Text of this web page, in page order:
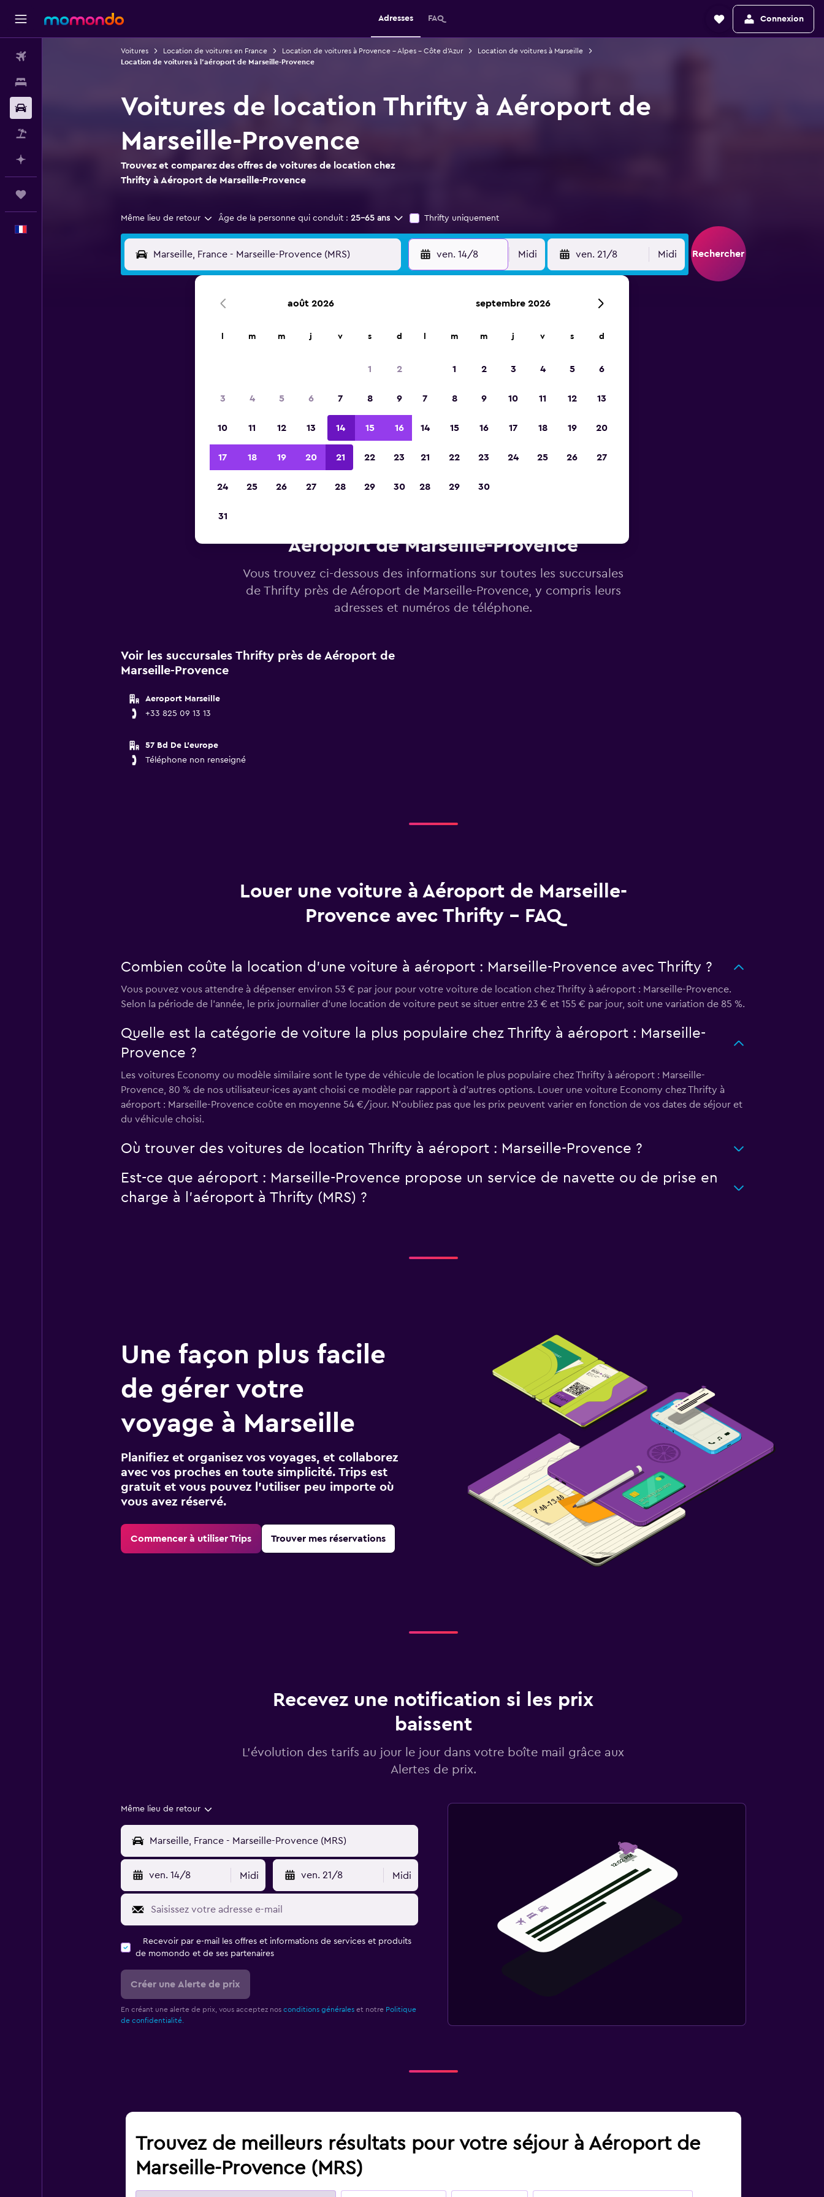
Adresses FAQ Connexion
Voitures Location de voitures en France Location de voitures à Provence - Alpes - Côte d'Azur
Location de voitures à Marseille
Location de voitures à l'aéroport de Marseille-Provence
Voitures de location Thrifty à Aéroport de
Marseille-Provence
Trouvez et comparez des offres de voitures de location chez
Thrifty à Aéroport de Marseille-Provence
Même lieu de retour Âge de la personne qui conduit : 25-65 ans Thrifty uniquement
ven. 14/8 Midi ven. 21/8 Midi Rechercher
2023
Aéroport de Marseille-Provence
Vous trouvez ci-dessous des informations sur toutes les succursales
de Thrifty près de Aéroport de Marseille-Provence, y compris leurs
adresses et numéros de téléphone.
Voir les succursales Thrifty près de Aéroport de
Marseille-Provence
Aeroport Marseille
+33 825 09 13 13
57 Bd De L'europe
Téléphone non renseigné
Louer une voiture à Aéroport de Marseille-
Provence avec Thrifty - FAQ
Combien coûte la location d’une voiture à aéroport : Marseille-Provence avec Thrifty ?
Vous pouvez vous attendre à dépenser environ 53 € par jour pour votre voiture de location chez Thrifty à aéroport : Marseille-Provence.
Selon la période de l’année, le prix journalier d'une location de voiture peut se situer entre 23 € et 155 € par jour, soit une variation de 85 %.
Quelle est la catégorie de voiture la plus populaire chez Thrifty à aéroport : Marseille-
Provence ?
Les voitures Economy ou modèle similaire sont le type de véhicule de location le plus populaire chez Thrifty à aéroport : Marseille-
Provence, 80 % de nos utilisateur·ices ayant choisi ce modèle par rapport à d’autres options. Louer une voiture Economy chez Thrifty à
aéroport : Marseille-Provence coûte en moyenne 54 €/jour. N'oubliez pas que les prix peuvent varier en fonction de vos dates de séjour et
du véhicule choisi.
Où trouver des voitures de location Thrifty à aéroport : Marseille-Provence ?
Est-ce que aéroport : Marseille-Provence propose un service de navette ou de prise en
charge à l’aéroport à Thrifty (MRS) ?
Une façon plus facile
de gérer votre
voyage à Marseille
Planifiez et organisez vos voyages, et collaborez
avec vos proches en toute simplicité. Trips est
gratuit et vous pouvez l’utiliser peu importe où
vous avez réservé.
Commencer à utiliser Trips Trouver mes réservations
Recevez une notification si les prix
baissent
L’évolution des tarifs au jour le jour dans votre boîte mail grâce aux
Alertes de prix.
Même lieu de retour
ven. 14/8 Midi ven. 21/8 Midi
Recevoir par e-mail les offres et informations de services et produits
de momondo et de ses partenaires
Créer une Alerte de prix
En créant une alerte de prix, vous acceptez nos conditions généraleset notre Politique
de confidentialité.
Trouvez de meilleurs résultats pour votre séjour à Aéroport de
Marseille-Provence (MRS)
août 2026
m m j v s d
1 2
3 4 5 6 7 8 9
10 11 12 13 14 15 16
17 18 19 20 21 22 23
24 25 26 27 28 29 30
31
septembre 2026
m m j v s d
1 2 3 4 5 6
7 8 9 10 11 12 13
14 15 16 17 18 19 20
21 22 23 24 25 26 27
28 29 30